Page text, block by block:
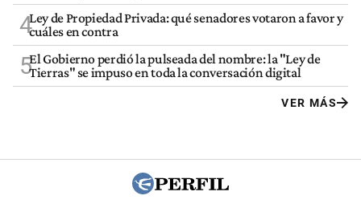
4Ley de Propiedad Privada: qué senadores votaron a favor y
cuáles en contra
5El Gobierno perdió la pulseada del nombre: la "Ley de
Tierras" se impuso en toda la conversación digital
VER MÁS